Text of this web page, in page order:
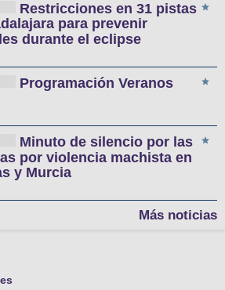
Restricciones en 31 pistas
para prevenir
durante el eclipse
Programación Veranos
Minuto de silencio por las
por violencia machista en
y Murcia
Más noticias